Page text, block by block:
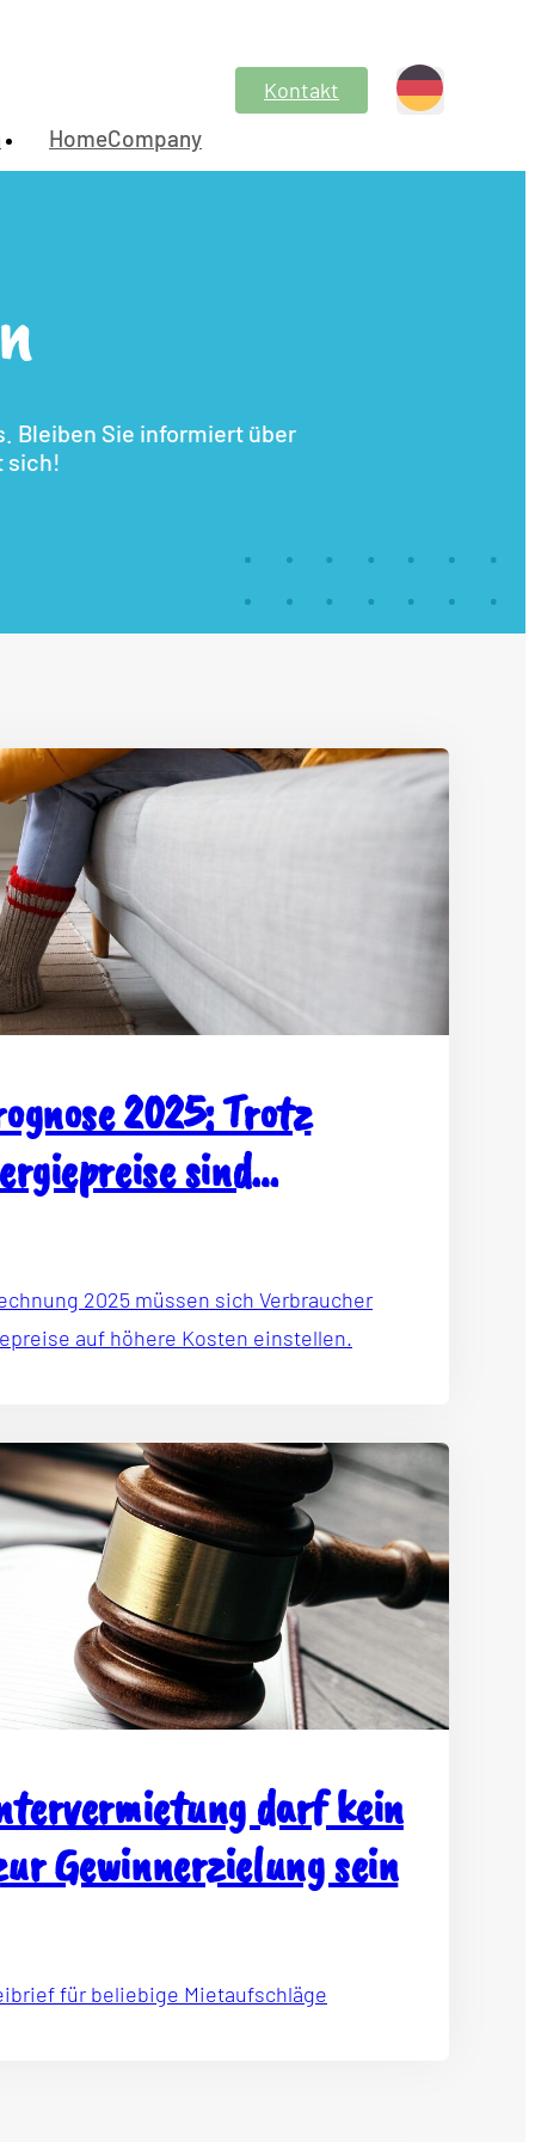
HomeCompany
Kontakt
Bleiben Sie informiert über
sich!
2025: Trotz
sind
zu erwarten
2025 müssen sich Verbraucher
auf höhere Kosten einstellen.
darf kein
Gewinnerzielung sein
für beliebige Mietaufschläge